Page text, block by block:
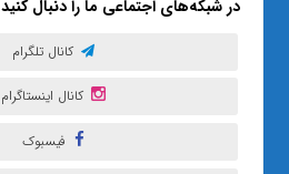
در شبکه‌های اجتماعی ما را دنبال کنید
کانال تلگرام
کانال اینستاگرام
فیسبوک